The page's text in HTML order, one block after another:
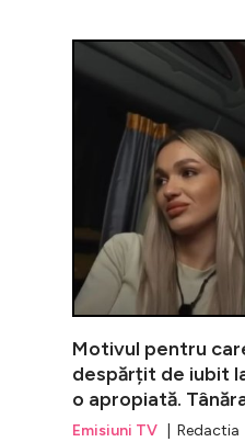
Motivul pentru
despărțit de iubit
o apropiată.
Emisiuni TV | Redactia